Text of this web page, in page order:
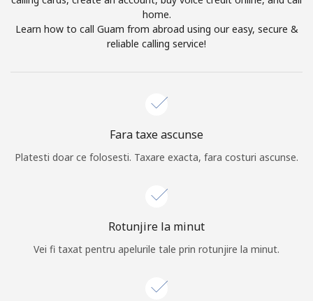
CREEAZA CONT NOU →
Log in
sau
home.
Learn how to call Guam from abroad using our easy, secure &
reliable calling service!
Fara taxe ascunse
Platesti doar ce folosesti. Taxare exacta, fara costuri ascunse.
Rotunjire la minut
Vei fi taxat pentru apelurile tale prin rotunjire la minut.